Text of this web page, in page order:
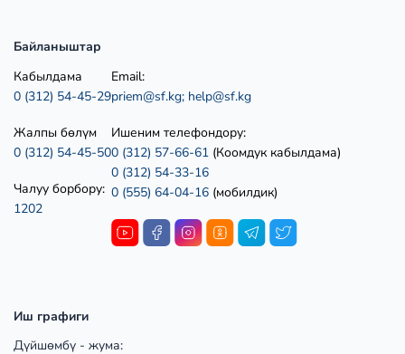
Байланыштар
Кабылдама
0 (312) 54-45-29
Жалпы бөлүм
0 (312) 54-45-50
Чалуу борбору:
1202
Email:
priem@sf.kg; help@sf.kg
Ишеним телефондору:
0 (312) 57-66-61 (Коомдук кабылдама)
0 (312) 54-33-16
0 (555) 64-04-16 (мобилдик)
Иш графиги
Дүйшөмбү - жума: